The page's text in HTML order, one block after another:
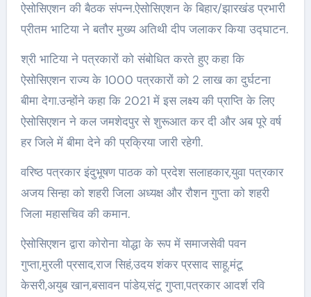
ऐसोसिएशन की बैठक संपन्न.ऐसोसिएशन के बिहार/झारखंड प्रभारी
प्रीतम भाटिया ने बतौर मुख्य अतिथी दीप जलाकर किया उद्घाटन.
श्री भाटिया ने पत्रकारों को संबोधित करते हुए कहा कि
ऐसोसिएशन राज्य के 1000 पत्रकारों को 2 लाख का दुर्घटना
बीमा देगा.उन्होंने कहा कि 2021 में इस लक्ष्य की प्राप्ति के लिए
ऐसोसिएशन ने कल जमशेदपुर से शुरूआत कर दी और अब पूरे वर्ष
हर जिले में बीमा देने की प्रक्रिया जारी रहेगी.
वरिष्ठ पत्रकार इंदुभूषण पाठक को प्रदेश सलाहकार,युवा पत्रकार
अजय सिन्हा को शहरी जिला अध्यक्ष और रौशन गुप्ता को शहरी
जिला महासचिव की कमान.
ऐसोसिएशन द्वारा कोरोना योद्धा के रूप में समाजसेवी पवन
गुप्ता,मुरली प्रसाद,राज सिहं,उदय शंकर प्रसाद साहू,मंटू
केसरी,अयुब खान,बसावन पांडेय,संटू गुप्ता,पत्रकार आदर्श रवि